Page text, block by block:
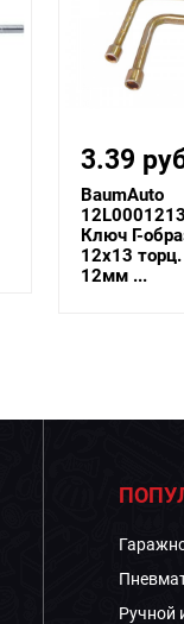
3.39
BaumAuto
12L0001213
Ключ Г-
12х13
12мм ...
Ручной